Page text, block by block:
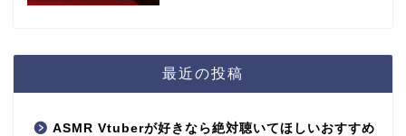
最近の投稿
ASMR Vtuberが好きなら絶対聴いてほしいおすすめ